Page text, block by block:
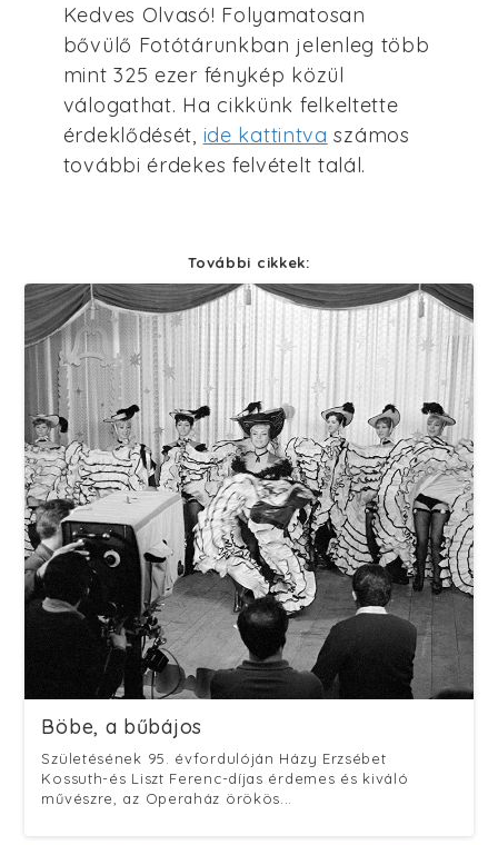
Kedves Olvasó! Folyamatosan
bővülő Fotótárunkban jelenleg több
mint 325 ezer fénykép közül
válogathat. Ha cikkünk felkeltette
érdeklődését, ide kattintva számos
további érdekes felvételt talál.
További cikkek:
Böbe, a bűbájos
Születésének 95. évfordulóján Házy Erzsébet
Kossuth-és Liszt Ferenc-díjas érdemes és kiváló
művészre, az Operaház örökös...